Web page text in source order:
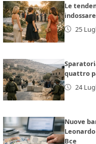
Le
25
quattro
24
Nuove
Bce